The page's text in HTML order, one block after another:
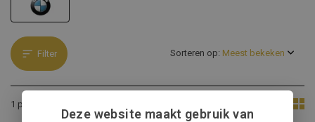
Filter
1 product
Sorteren op:
Deze website maakt gebruik van